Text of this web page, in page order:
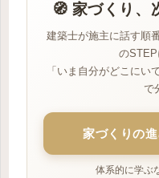
🧭 家づくり、
建築士が施主に話す順
のSTEP
「いま自分がどこにい
で
家づくりの
体系的に学ぶ